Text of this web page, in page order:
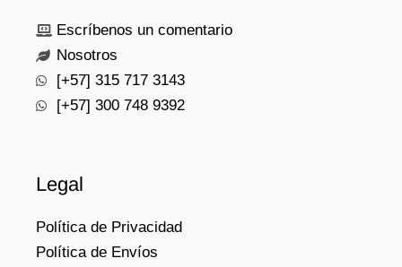
Escríbenos un comentario
Nosotros
[+57] 315 717 3143
[+57] 300 748 9392
Legal
Política de Privacidad
Política de Envíos